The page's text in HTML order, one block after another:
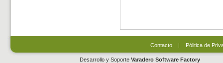
Contacto| Pólitica de
Desarrollo y Soporte Varadero Software Factory